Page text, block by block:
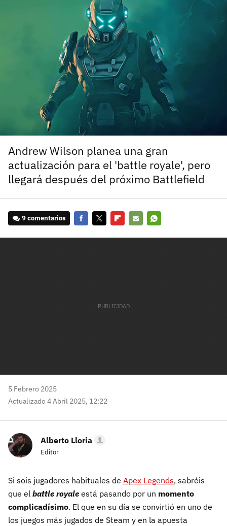
Andrew Wilson planea una gran
actualización para el 'battle royale', pero
llegará después del próximo Battlefield
9 comentarios
5 Febrero 2025
Actualizado 4 Abril 2025, 12:22
Alberto Lloria
Editor
Si sois jugadores habituales de Apex Legends, sabréis
que el battle royale está pasando por un momento
complicadísimo. El que en su día se convirtió en uno de
los juegos más jugados de Steam y en la apuesta
¿Todavía no tienes cuenta?
Regístrate gratis
El inicio de sesión con Facebook ya no está
disponible, pero puedes seguir usando tu cuenta
de 3DJuegos:
Recupera tu acceso con Facebook
carácter inicial), pero no mayúsculas, espacios, tildes
o caracteres especiales.
He leído y acepto lapolitica de privacidad y
de participación
Registrarse en 3DJuegos
Entra con Google
¿Ya tienes cuenta?